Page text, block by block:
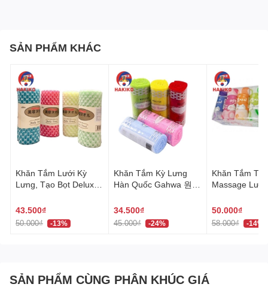
Sophie
Thiết kế tinh tế:Mỗi bàn chải đều được thiết kế dành
riêng cho bé gái, tạo ra một cảm giác đặc biệt và phù hợp
với sở thích của bé.
: Tay cầm làm từ Polypropylene, độ
cứng vừa phải. Lông bàn chải làm từ Nylon mềm mại,
không làm tổn thương nướu, giúp loại bỏ mảng bám hiệu
Kích thước phù hợp:
Dành cho bé từ 6-12 tuổi, tay cầm
Tính năng tiện ích:Thân cầm được thiết kế với nút bấm
SẢN PHẨM KHÁC
Khăn Tắm Lưới Kỳ
Lưng, Tạo Bọt Deluxe
올
43.500₫
50.000₫ -13%
Khăn Tắm Kỳ Lưng
Hàn Quốc Gahwa 원샤
34.500₫
45.000₫ -24%
Khăn Tắm
Massage
hoa dài 30x95 cm 버블
샤워타올
50.000₫
58.000₫ -14%
SẢN PHẨM CÙNG PHÂN KHÚC GIÁ